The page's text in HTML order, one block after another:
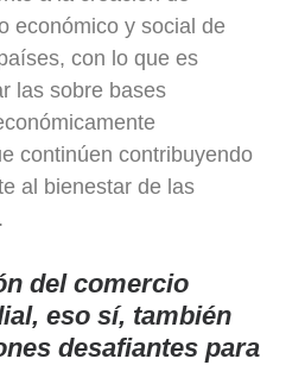
económico y social de
con lo que es
las sobre bases
continúen contribuyendo
al bienestar de las
del comercio
eso sí, también
desafiantes para